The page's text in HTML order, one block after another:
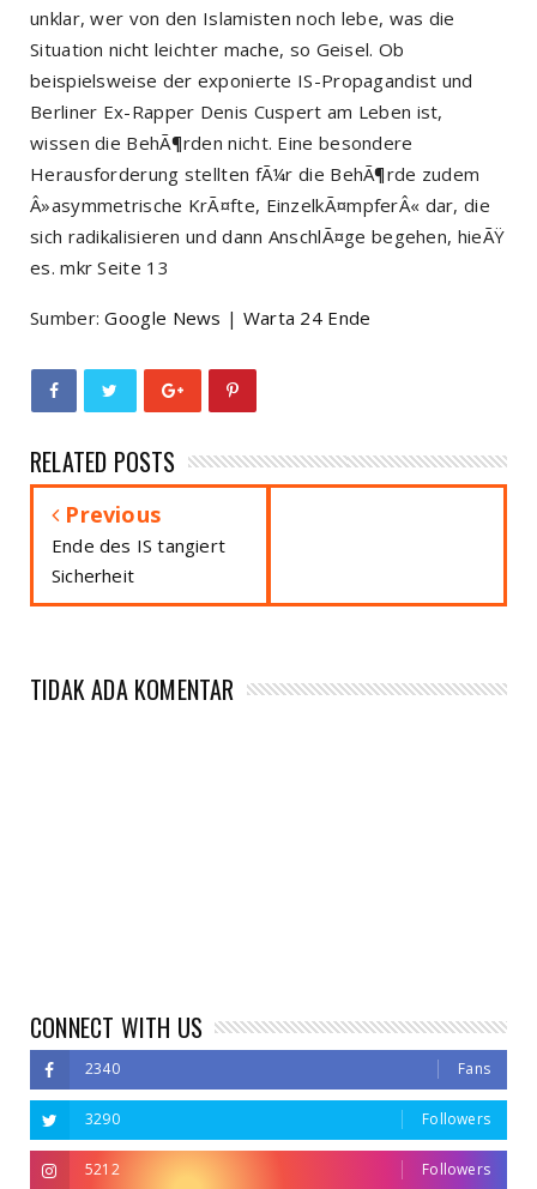
unklar, wer von den Islamisten noch lebe, was die
Situation nicht leichter mache, so Geisel. Ob
beispielsweise der exponierte IS-Propagandist und
Berliner Ex-Rapper Denis Cuspert am Leben ist,
wissen die BehÃ¶rden nicht. Eine besondere
Herausforderung stellten fÃ¼r die BehÃ¶rde zudem
Â»asymmetrische KrÃ¤fte, EinzelkÃ¤mpferÂ« dar, die
sich radikalisieren und dann AnschlÃ¤ge begehen, hieÃŸ
es. mkr Seite 13
Sumber:Google News | Warta 24 Ende
RELATED POSTS
Previous
Ende des IS tangiert
Sicherheit
TIDAK ADA KOMENTAR
CONNECT WITH US
2340 Fans
3290 Followers
5212 Followers